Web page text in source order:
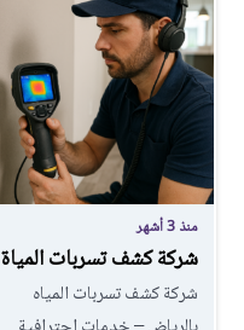
منذ 3 أشهر
شركة كشف تسربات المياة
شركة كشف تسربات المياه